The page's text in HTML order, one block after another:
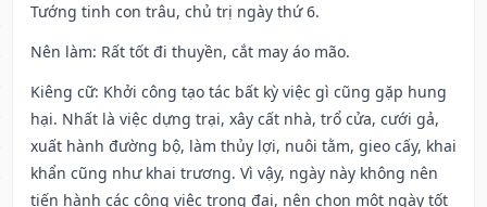
Tướng tinh con trâu, chủ trị ngày thứ 6.
Nên làm: Rất tốt đi thuyền, cắt may áo mão.
Kiêng cữ: Khởi công tạo tác bất kỳ việc gì cũng gặp hung
hại. Nhất là việc dựng trại, xây cất nhà, trổ cửa, cưới gả,
xuất hành đường bộ, làm thủy lợi, nuôi tằm, gieo cấy, khai
khẩn cũng như khai trương. Vì vậy, ngày này không nên
tiến hành các công việc trọng đại, nên chọn một ngày tốt